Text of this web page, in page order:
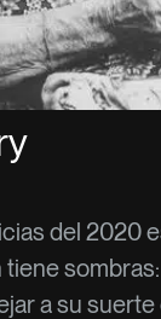
del 2020
tiene
a su